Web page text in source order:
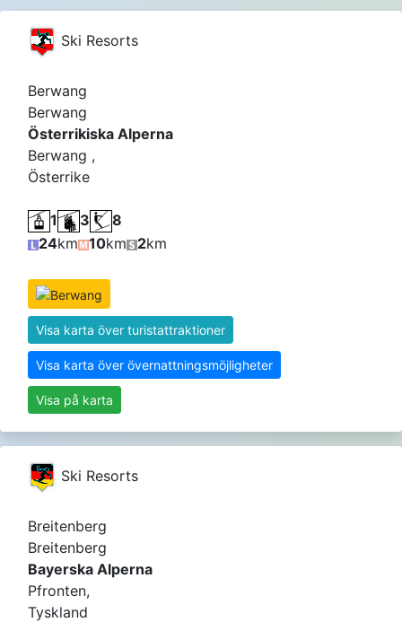
Ski Resorts
Berwang
Berwang
Österrikiska Alperna
Berwang ,
Österrike
1 3
8
24km 10km 2km
Visa karta över turistattraktioner
Visa karta över övernattningsmöjligheter
Visa på karta
Ski Resorts
Breitenberg
Breitenberg
Bayerska Alperna
Pfronten,
Tyskland